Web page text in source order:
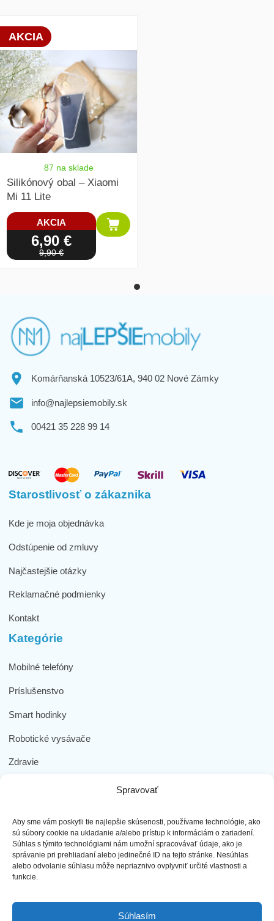
Spravovať
Aby sme vám poskytli tie najlepšie skúsenosti, používame technológie, ako
sú súbory cookie na ukladanie a/alebo prístup k informáciám o zariadení.
Súhlas s týmito technológiami nám umožní spracovávať údaje, ako je
správanie pri prehliadaní alebo jedinečné ID na tejto stránke. Nesúhlas
alebo odvolanie súhlasu môže nepriaznivo ovplyvniť určité vlastnosti a
funkcie.
Súhlasím
AKCIA
87 na sklade
Silikónový obal – Xiaomi
Mi 11 Lite
AKCIA
6,90 €
9,90 €
Komárňanská 10523/61A, 940 02 Nové Zámky
info@najlepsiemobily.sk
00421 35 228 99 14
Starostlivosť o zákaznika
Kde je moja objednávka
Odstúpenie od zmluvy
Najčastejšie otázky
Reklamačné podmienky
Kontakt
Kategórie
Mobilné telefóny
Príslušenstvo
Smart hodinky
Robotické vysávače
Zdravie
Dôležité odkazy
Obchodné podmienky
Ochrana osobných údajov
Doprava a platba